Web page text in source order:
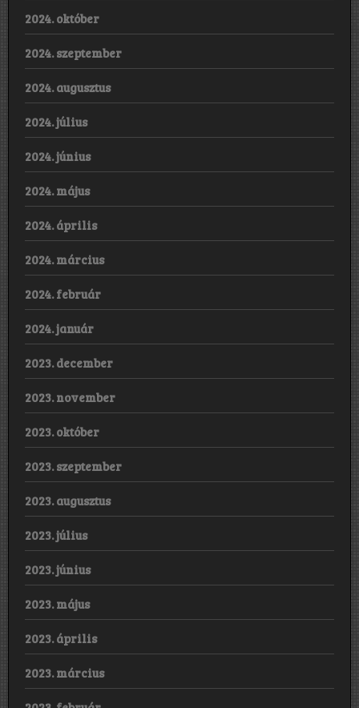
2024. október
2024. szeptember
2024. augusztus
2024. július
2024. június
2024. május
2024. április
2024. március
2024. február
2024. január
2023. december
2023. november
2023. október
2023. szeptember
2023. augusztus
2023. július
2023. június
2023. május
2023. április
2023. március